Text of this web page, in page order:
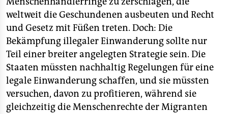
weltweit die Geschundenen ausbeuten und Recht
und Gesetz mit Füßen treten. Doch: Die
Bekämpfung illegaler Einwanderung sollte nur
Teil einer breiter angelegten Strategie sein. Die
Staaten müssten nachhaltig Regelungen für eine
legale Einwanderung schaffen, und sie müssten
versuchen, davon zu profitieren, während sie
gleichzeitig die Menschenrechte der Migranten